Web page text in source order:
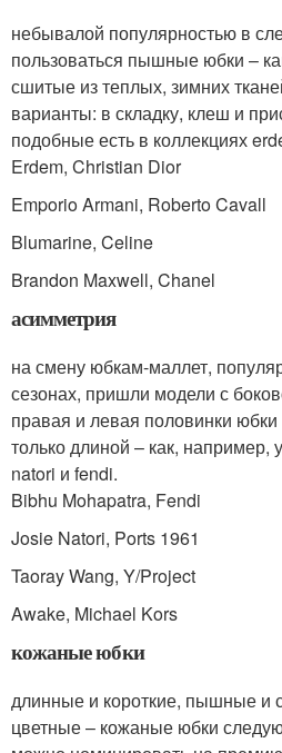
небывалой популярностью в
пользоваться пышные юбки –
сшитые из теплых, зимних
варианты: в складку, клеш и
подобные есть в коллекциях
Erdem, Christian Dior
Emporio Armani, Roberto Cavall
Blumarine, Celine
Brandon Maxwell, Chanel
асимметрия
на смену юбкам-маллет,
сезонах, пришли модели с
правая и левая половинки юбки
только длиной – как, например,
natori и fendi.
Bibhu Mohapatra, Fendi
Josie Natori, Ports 1961
Taoray Wang, Y/Project
Awake, Michael Kors
кожаные юбки
длинные и короткие, пышные и
цветные – кожаные юбки